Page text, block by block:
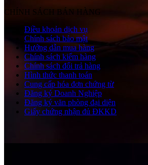
CHÍNH SÁCH BÁN HÀNG
Điều khoản dịch vụ
Chính sách bảo mật
Hướng dẫn mua hàng
Chính sách kiểm hàng
Chính sách đổi trả hàng
Hình thức thanh toán
Cung cấp hóa đơn chứng từ
Đăng ký Doanh Nghiệp
Đăng ký văn phòng đại diện
Giấy chứng nhận đủ ĐKKD